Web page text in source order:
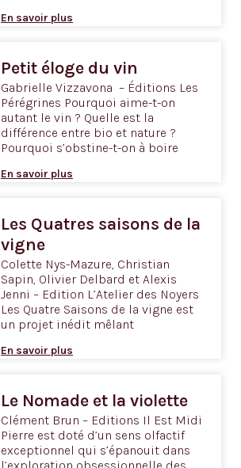
En savoir plus
Petit éloge du vin
Gabrielle Vizzavona – Éditions Les
Pérégrines Pourquoi aime-t-on
autant le vin ? Quelle est la
différence entre bio et nature ?
Pourquoi s’obstine-t-on à boire
En savoir plus
Les Quatres saisons de la
vigne
Colette Nys-Mazure, Christian
Sapin, Olivier Delbard et Alexis
Jenni – Edition L’Atelier des Noyers
Les Quatre Saisons de la vigne est
un projet inédit mêlant
En savoir plus
Le Nomade et la violette
Clément Brun – Editions Il Est Midi
Pierre est doté d’un sens olfactif
exceptionnel qui s’épanouit dans